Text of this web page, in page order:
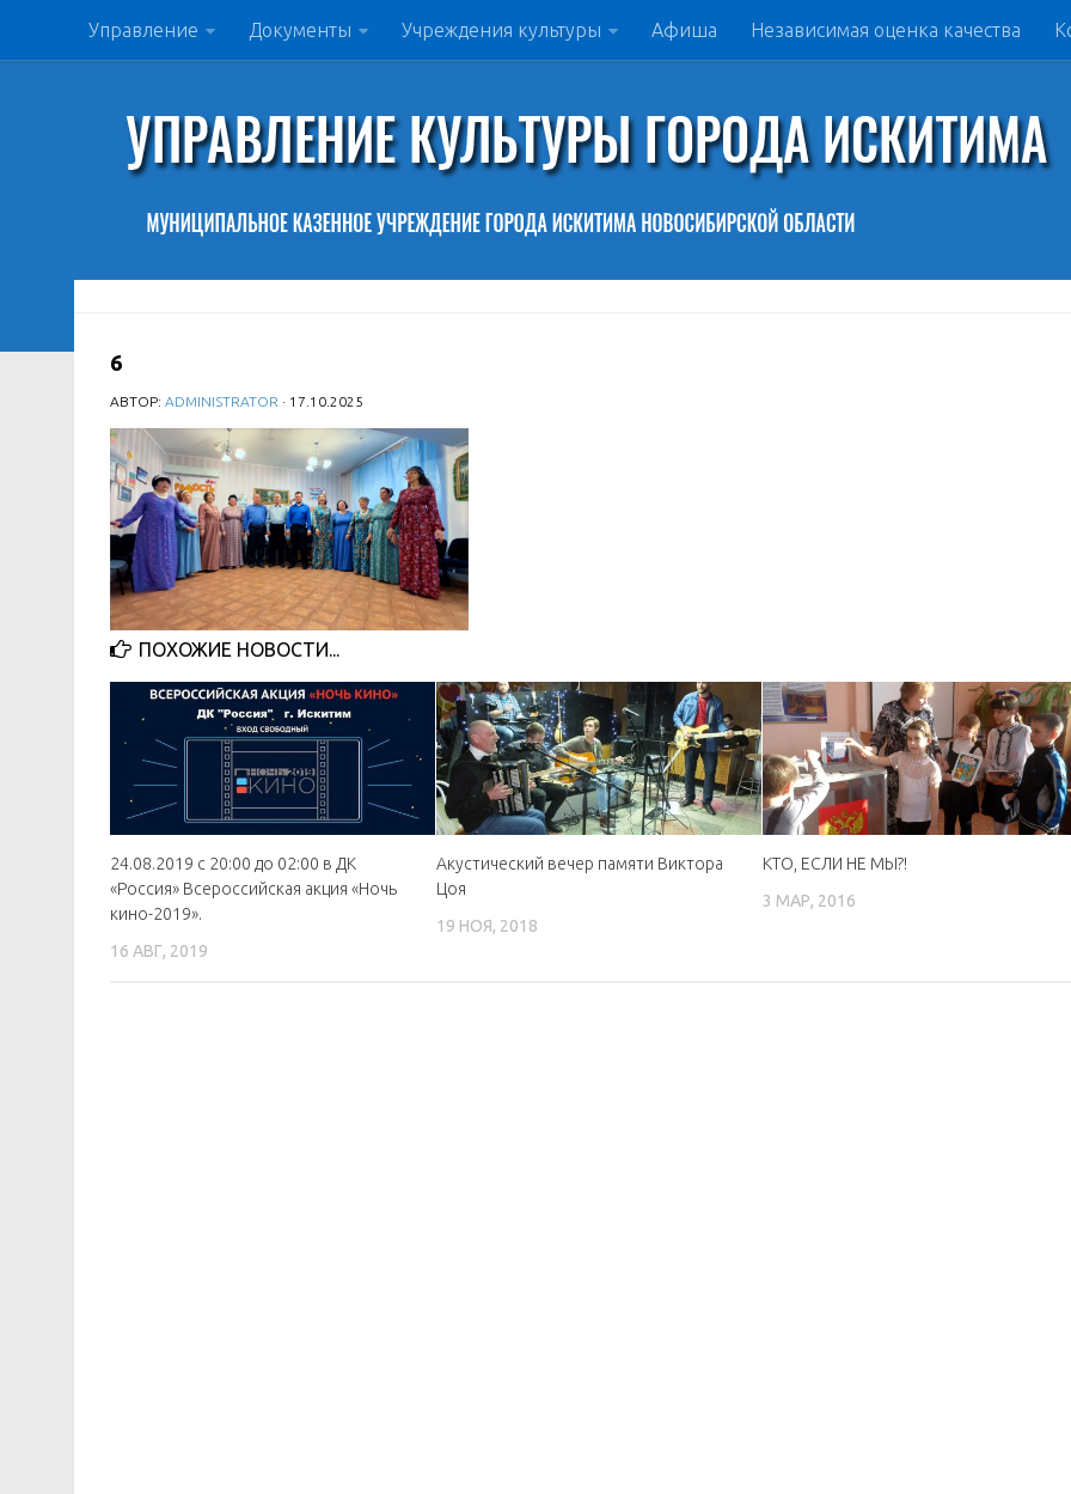
Управление Документы Учреждения культуры Афиша Независимая оценка качества
6
АВТОР: ADMINISTRATOR · 17.10.2025
ПОХОЖИЕ НОВОСТИ...
24.08.2019 с 20:00 до 02:00 в ДК
«Россия» Всероссийская акция «Ночь
кино-2019».
16 АВГ, 2019
Акустический вечер памяти Виктора
Цоя
19 НОЯ, 2018
КТО, ЕСЛИ НЕ МЫ?!
3 МАР, 2016